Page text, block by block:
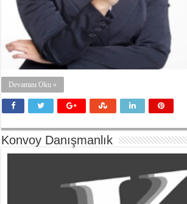
Devamını Oku »
Konvoy Danışmanlık